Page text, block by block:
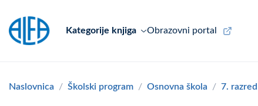
Kategorije knjiga Obrazovni portal
Naslovnica Školski program Osnovna škola 7. razred